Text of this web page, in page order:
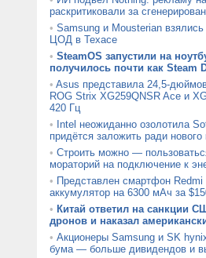
раскритиковали за
• Samsung и Mousterian взялись
ЦОД в Техасе
• SteamOS запустили на
получилось почти как Steam
• Asus представила 24,5-
ROG Strix XG259QNSR Ace и
420 Гц
• Intel неожиданно озолотила
придётся заложить ради нового
• Строить можно —
мораторий на подключение к
• Представлен смартфон
аккумулятор на 6300 мАч за
• Китай ответил на санкции
дронов и наказал
• Акционеры Samsung и SK
бума — больше дивидендов и